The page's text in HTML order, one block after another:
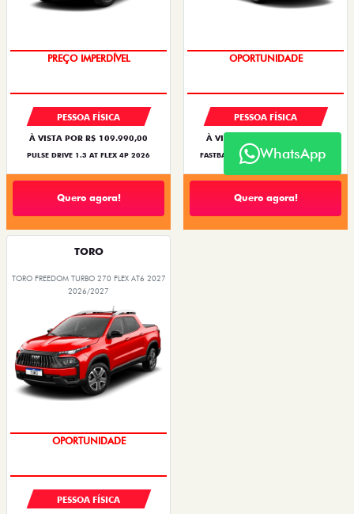
PREÇO IMPERDÍVEL
PESSOA FÍSICA
À VISTA POR R$ 109.990,00
PULSE DRIVE 1.3 AT FLEX 4P 2026
Quero agora!
OPORTUNIDADE
PESSOA FÍSICA
À VISTA POR R$ 119.990,00
FASTBACK TURBO 200 FLEX AT 2026
Quero agora!
TORO
TORO FREEDOM TURBO 270 FLEX AT6 2027
2026/2027
OPORTUNIDADE
PESSOA FÍSICA
WhatsApp